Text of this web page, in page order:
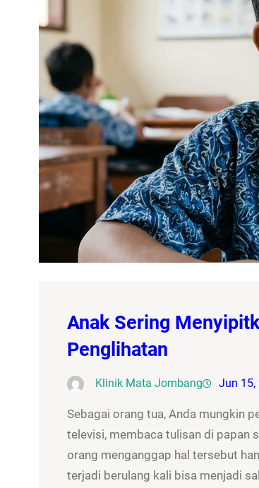
Anak Sering
Penglihatan
Klinik Mata Jombang Jun 15,
Sebagai orang tua, Anda mungkin
televisi, membaca tulisan di papan
orang menganggap hal tersebut
terjadi berulang kali bisa menjadi